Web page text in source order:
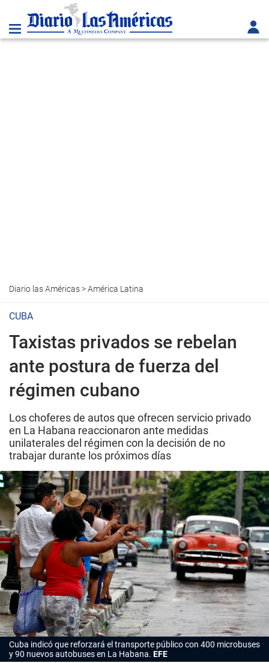
Diario las Américas>América Latina
CUBA
Taxistas privados se rebelan
ante postura de fuerza del
régimen cubano
Los choferes de autos que ofrecen servicio privado
en La Habana reaccionaron ante medidas
unilaterales del régimen con la decisión de no
trabajar durante los próximos días
Cuba indicó que reforzará el transporte público con 400 microbuses
y 90 nuevos autobuses en La Habana. EFE